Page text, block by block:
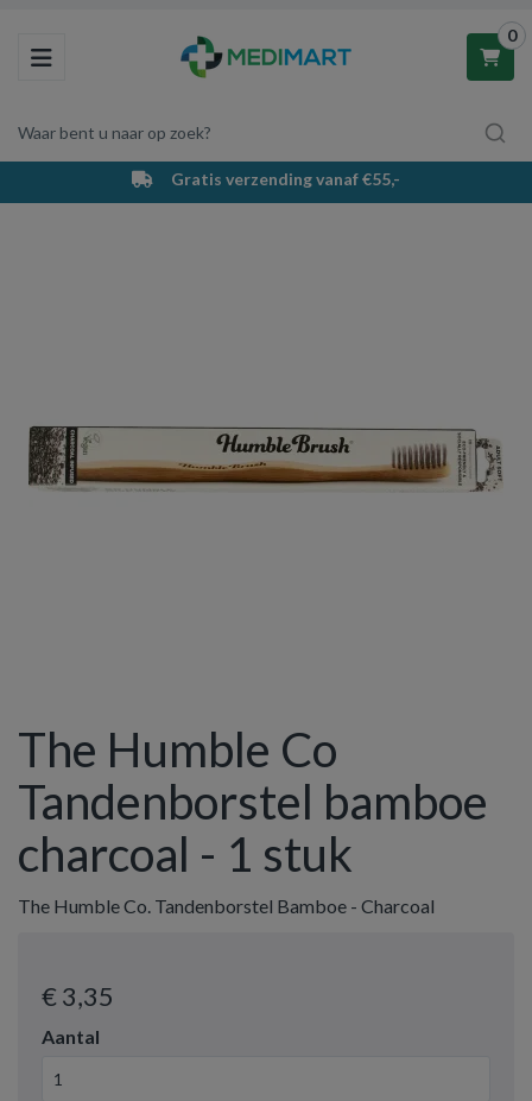
Toggle navigation
Waar bent u naar op zoek?
0
Winkelwagen
PostNL bezorging &
The Humble Co
Tandenborstel bamboe
charcoal - 1 stuk
The Humble Co. Tandenborstel Bamboe - Charcoal
€ 3,35
Aantal